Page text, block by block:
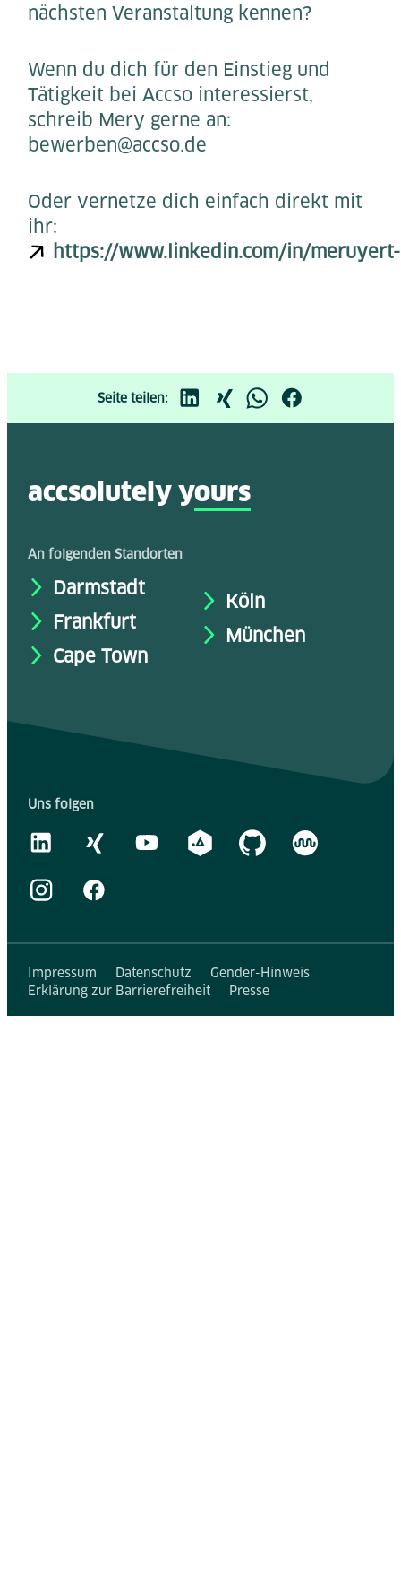
nächsten Veranstaltung kennen?
Wenn du dich für den Einstieg und
Tätigkeit bei Accso interessierst,
schreib Mery gerne an:
bewerben@accso.de
Oder vernetze dich einfach direkt mit
ihr:
https://www.linkedin.com/in/
Seite teilen:
accsolutely yours
An folgenden Standorten
Darmstadt
Frankfurt
Cape Town
Köln
München
Uns folgen
Impressum Datenschutz
Gender-Hinweis
Erklärung zur Barrierefreiheit
Presse